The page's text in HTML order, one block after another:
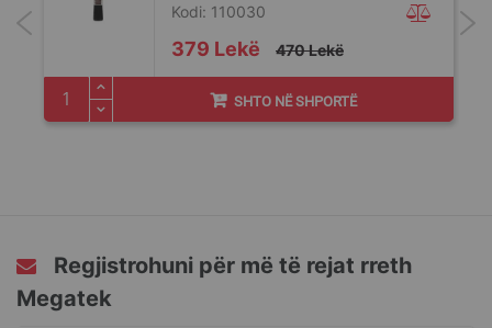
Special
Price
379 Lekë 470 Lekë
Kodi: 110030
SHTO NË SHPORTË
Regjistrohuni për më të rejat rreth
Megatek